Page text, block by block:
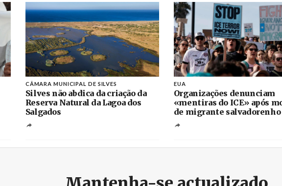
CÂMARA MUNICIPAL DE SILVES
Silves não abdica da criação da
Reserva Natural da Lagoa dos
Salgados
EUA
Organizações denunciam
«mentiras do ICE» após
de migrante salvadorenho